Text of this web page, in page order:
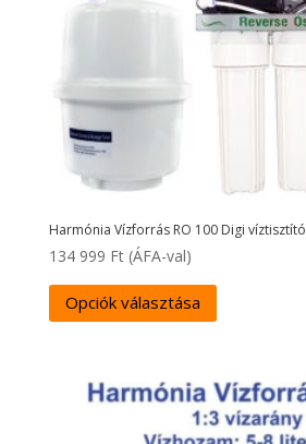
Harmónia Vízforrás RO 100 Digi víztisztító
134 999 Ft (ÁFA-val)
Opciók választása